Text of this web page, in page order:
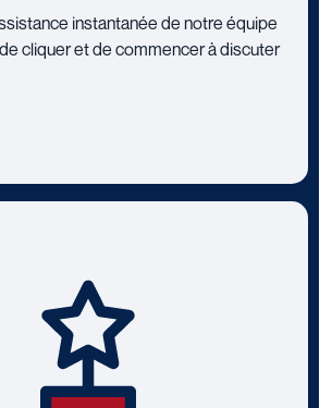
instantanée de notre équipe
cliquer et de commencer à discuter